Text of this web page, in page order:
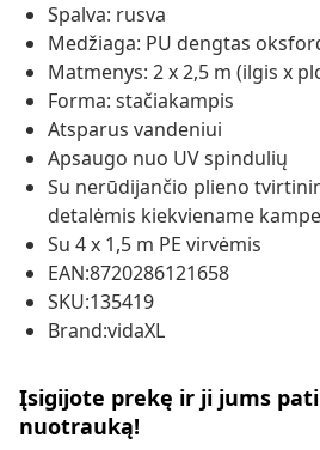
Spalva: rusva
Medžiaga: PU dengtas
Matmenys: 2 x 2,5 m (ilgis x
Forma: stačiakampis
Atsparus vandeniui
Apsaugo nuo UV spindulių
Su nerūdijančio plieno
detalėmis kiekviename kampe
Su 4 x 1,5 m PE virvėmis
EAN:8720286121658
SKU:135419
Brand:vidaXL
Įsigijote prekę ir ji jums
nuotrauką!